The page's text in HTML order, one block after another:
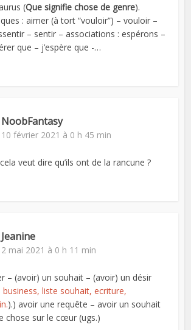
(Que signifie chose de genre).
: aimer (à tort “vouloir”) – vouloir –
– sentir – associations : espérons –
que – j’espère que -…
NoobFantasy
10 février 2021 à 0 h 45 min
veut dire qu’ils ont de la rancune ?
Jeanine
2 mai 2021 à 0 h 11 min
– (avoir) un souhait – (avoir) un désir
business, liste souhait, ecriture,
).) avoir une requête – avoir un souhait
chose sur le cœur (ugs.)